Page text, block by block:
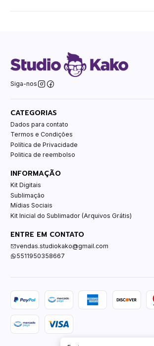
Siga-nos
CATEGORIAS
Dados para contato
Termos e Condições
Política de Privacidade
Politica de reembolso
INFORMAÇÃO
Kit Digitais
Sublimação
Mídias Sociais
Kit Inicial do Sublimador (Arquivos Grátis)
ENTRE EM CONTATO
vendas.studiokako@gmail.com
5511950358667